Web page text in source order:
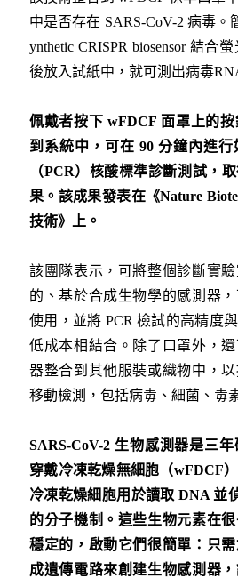
中是否存在 SARS-CoV-2 病毒。
ynthetic CRISPR biosensor 結合
後放入試紙中，就可測出病毒
佩戴者按下 wFDCF 面罩上的
到系統中，可在 90 分鐘內進
（PCR）核酸標準診斷測試，
果。該成果發表在《Nature
技術》上。
該團隊表示，可將整個診斷實
的、基於合成生物學的感測器
使用，並將 PCR 檢試的高精度
低成本相結合。除了口罩外，
器整合到其他服裝或織物中，
移動檢測，包括病毒、細菌、毒
SARS-CoV-2 生物感測器是三
穿戴冷凍乾燥無細胞（wFDCF
冷凍乾燥細胞用於讀取 DNA 並
的分子機制。這些生物元素在
穩定的，啟動它們很簡單：只
成遺傳電路來創建生物感測器